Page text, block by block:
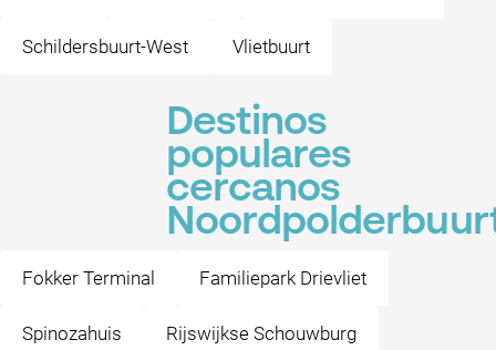
Schildersbuurt-West Vlietbuurt
Destinos
populares
cercanos
Fokker Terminal Familiepark Drievliet
Spinozahuis Rijswijkse Schouwburg